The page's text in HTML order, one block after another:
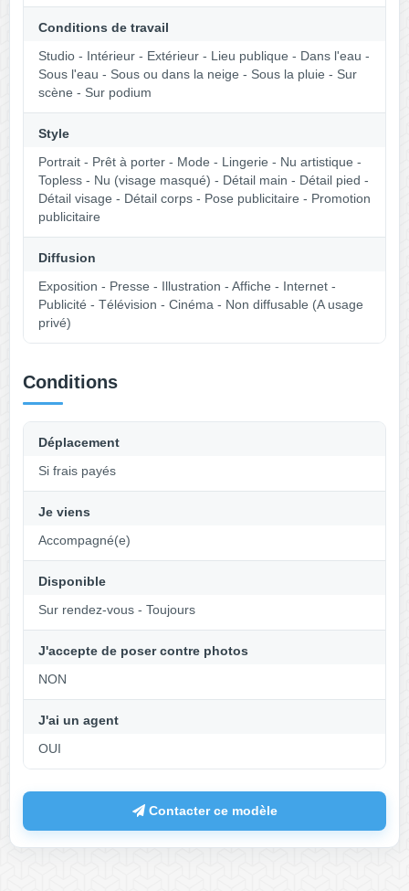
Conditions de travail
Studio - Intérieur - Extérieur - Lieu publique - Dans l'eau -
Sous l'eau - Sous ou dans la neige - Sous la pluie - Sur
scène - Sur podium
Style
Portrait - Prêt à porter - Mode - Lingerie - Nu artistique -
Topless - Nu (visage masqué) - Détail main - Détail pied -
Détail visage - Détail corps - Pose publicitaire - Promotion
publicitaire
Diffusion
Exposition - Presse - Illustration - Affiche - Internet -
Publicité - Télévision - Cinéma - Non diffusable (A usage
privé)
Conditions
Déplacement
Si frais payés
Je viens
Accompagné(e)
Disponible
Sur rendez-vous - Toujours
J'accepte de poser contre photos
NON
J'ai un agent
OUI
Contacter ce modèle